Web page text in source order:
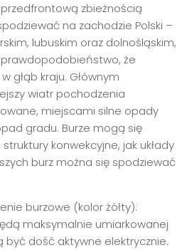
zbieżnością
na zachodzie Polski –
lubuskim oraz dolnośląskim,
że
głąb kraju. Głównym
wiatr pochodzenia
miejscami silne opady
gradu. Burze mogą się
konwekcyjne, jak układy
burz można się spodziewać
burzowe (kolor żółty):
maksymalnie umiarkowanej
być dość aktywne elektrycznie.